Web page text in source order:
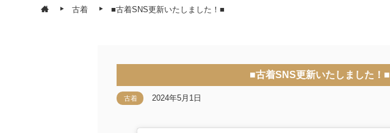
古着 ■古着SNS更新いたしました！■
■古着SNS更新いたしました！■
古着 2024年5月1日